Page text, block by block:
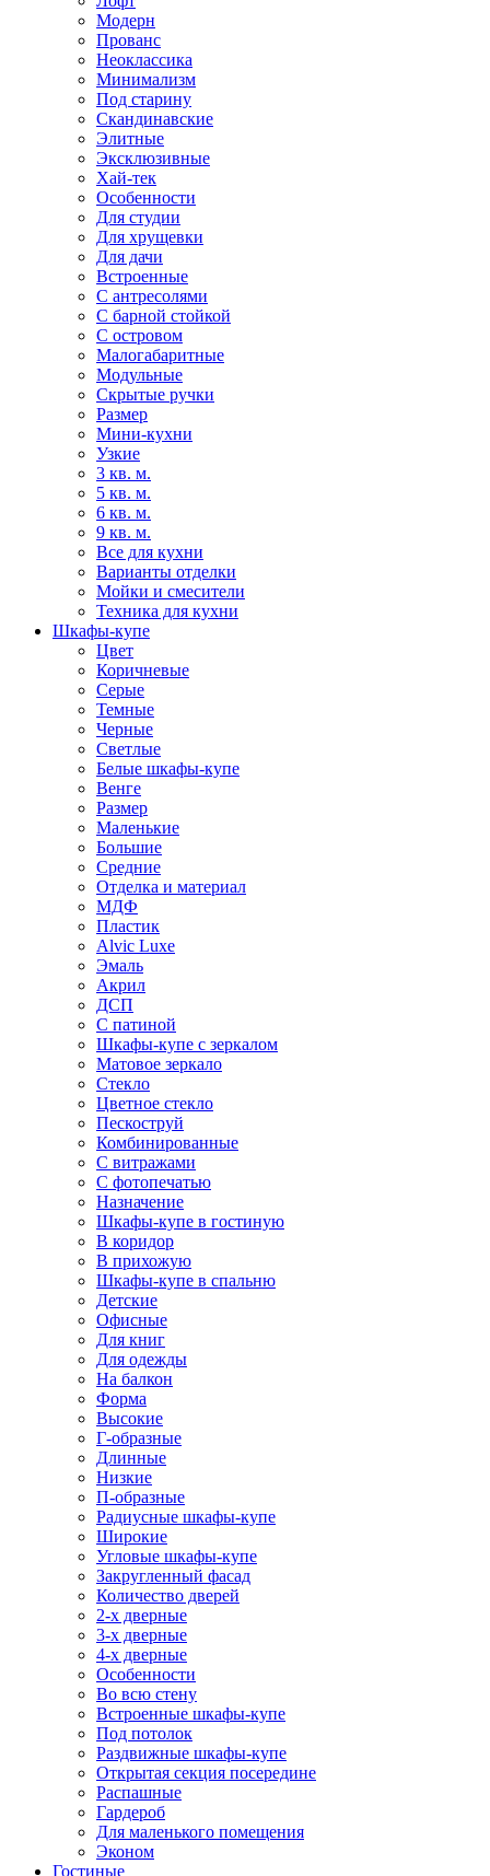
Модерн
Прованс
Неоклассика
Минимализм
Под старину
Скандинавские
Элитные
Эксклюзивные
Хай-тек
Особенности
Для студии
Для хрущевки
Для дачи
Встроенные
С антресолями
С барной стойкой
С островом
Малогабаритные
Модульные
Скрытые ручки
Размер
Мини-кухни
Узкие
3 кв. м.
5 кв. м.
6 кв. м.
9 кв. м.
Все для кухни
Варианты отделки
Мойки и смесители
Техника для кухни
Шкафы-купе
Цвет
Коричневые
Серые
Темные
Черные
Светлые
Белые шкафы-купе
Венге
Размер
Маленькие
Большие
Средние
Отделка и материал
МДФ
Пластик
Alvic Luxe
Эмаль
Акрил
ДСП
С патиной
Шкафы-купе с зеркалом
Матовое зеркало
Стекло
Цветное стекло
Пескоструй
Комбинированные
С витражами
С фотопечатью
Назначение
Шкафы-купе в гостиную
В коридор
В прихожую
Шкафы-купе в спальню
Детские
Офисные
Для книг
Для одежды
На балкон
Форма
Высокие
Г-образные
Длинные
Низкие
П-образные
Радиусные шкафы-купе
Широкие
Угловые шкафы-купе
Закругленный фасад
Количество дверей
2-х дверные
3-х дверные
4-х дверные
Особенности
Во всю стену
Встроенные шкафы-купе
Под потолок
Раздвижные шкафы-купе
Открытая секция посередине
Распашные
Гардероб
Для маленького помещения
Эконом
Гостиные